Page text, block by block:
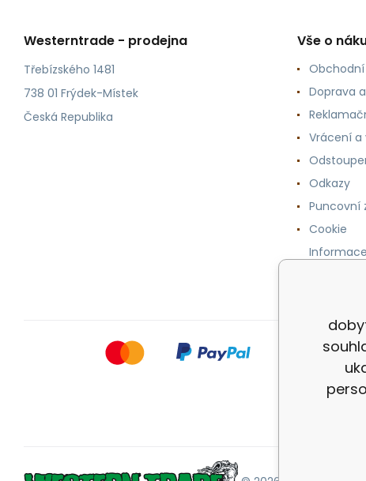
Westerntrade - prodejna
Třebízského 1481
738 01 Frýdek-Místek
Česká Republika
Vše o
Doprava
Vrácení a
Odkazy
Puncovní
Cookie